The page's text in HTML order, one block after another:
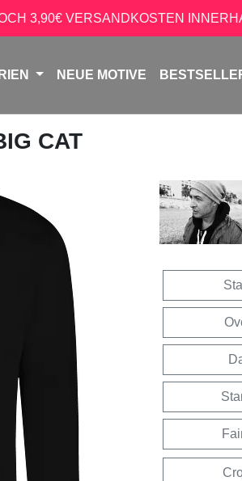
3,90€ VERSANDKOSTEN
NEUE MOTIVE
CAT